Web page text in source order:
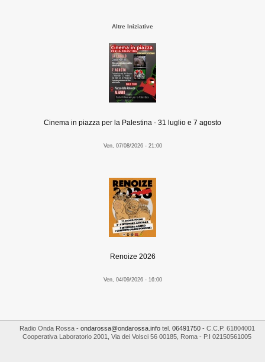
Altre Iniziative
Cinema in piazza per la Palestina - 31 luglio e 7 agosto
Ven, 07/08/2026 - 21:00
Renoize 2026
Ven, 04/09/2026 - 16:00
Radio Onda Rossa- ondarossa@ondarossa.infotel. 06491750- C.C.P. 61804001
Cooperativa Laboratorio 2001
Via dei Volsci 56 00185 Roma - P.I 02150561005